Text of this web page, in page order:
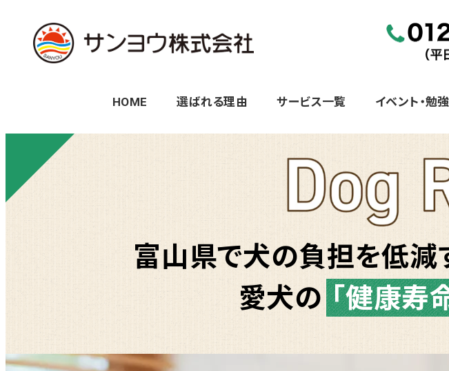
へ
HOME 選ばれる理由 サービス一覧 イベント・勉
富山県で犬の負担を低減
愛犬の 「健康寿